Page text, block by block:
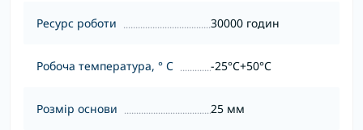
Ресурс роботи 30000 годин
Робоча температура, ° С -25°C+50°С
Розмір основи 25 мм